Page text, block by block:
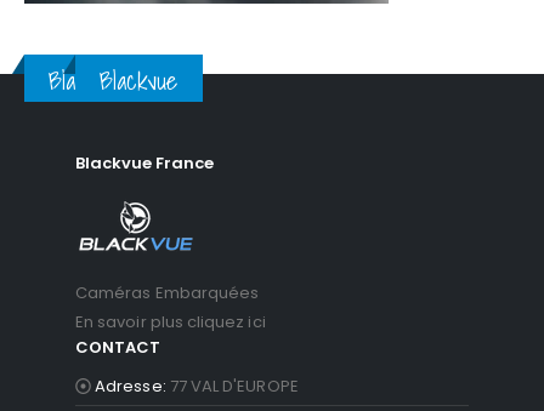
BlackvueBlackvue
Blackvue France
Caméras Embarquées
En savoir plus cliquez ici
CONTACT
Adresse: 77 VAL D'EUROPE